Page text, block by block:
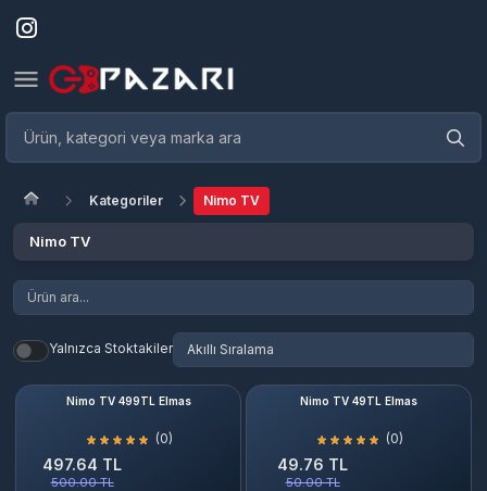
Kategoriler Nimo TV
Nimo TV
Yalnızca Stoktakiler
Nimo TV 499TL Elmas
(0)
497.64 TL
500.00 TL
Nimo TV 49TL Elmas
(0)
49.76 TL
50.00 TL